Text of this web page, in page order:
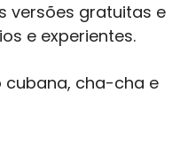
versões gratuitas e
e experientes.
cubana, cha-cha e